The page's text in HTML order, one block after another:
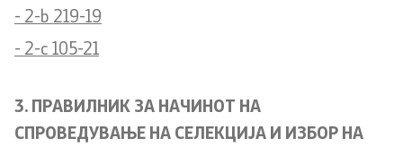
Prevention
Laws
- 2-b 219-19
- 2-c 105-21
3. ПРАВИЛНИК ЗА НАЧИНОТ НА
СПРОВЕДУВАЊЕ НА СЕЛЕКЦИЈА И ИЗБОР НА